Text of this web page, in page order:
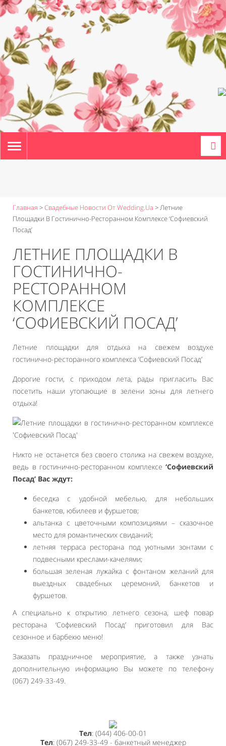
TOGGLE
NAVIGATION
Главная >Свадебные Новости От Wedding.ua >Летние
Площадки В Гостинично-Ресторанном Комплексе ‘Софиевский
Посад’
ЛЕТНИЕ ПЛОЩАДКИ В
ГОСТИНИЧНО-
РЕСТОРАННОМ
КОМПЛЕКСЕ
‘СОФИЕВСКИЙ ПОСАД’
Летние площадки для отдыха на свежем воздухе
гостинично-ресторанного комплекса ‘Софиевский Посад’
Дорогие гости, с приходом лета, рады пригласить Вас
посетить наши утопающие в зелени зоны для летнего
отдыха!
Никто не останется без своего столика на свежем воздухе,
ведь в гостинично-ресторанном комплексе ‘Софиевский
Посад’ Вас ждут:
беседка с удобной мебелью, для небольших
банкетов, юбилеев и фуршетов;
альтанка с цветочными композициями – сказочное
место для романтических свиданий;
летняя терраса ресторана под уютными зонтами с
подвесными креслами-качелями;
большая зеленая лужайка с фонтаном желаний для
выездных свадебных церемоний, банкетов и
фуршетов.
А специально к открытию летнего сезона, шеф повар
ресторана ‘Софиевский Посад’ приготовил для Вас
сезонное и барбекю меню!
Заказать праздничное мероприятие, а также узнать
дополнительную информацию Вы можете по телефону
(067) 249-33-49.
Тел: (044) 406-00-01
Тел: (067) 249-33-49 - банкетный менеджер